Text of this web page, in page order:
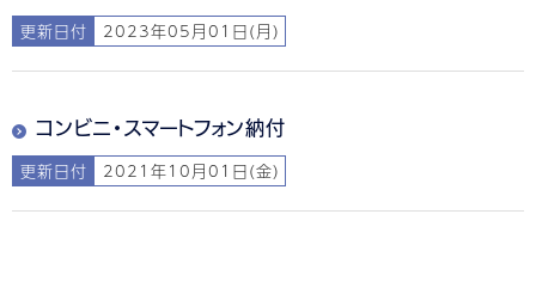
更新日付 2023年05月01日(月)
コンビニ・スマートフォン納付
更新日付 2021年10月01日(金)